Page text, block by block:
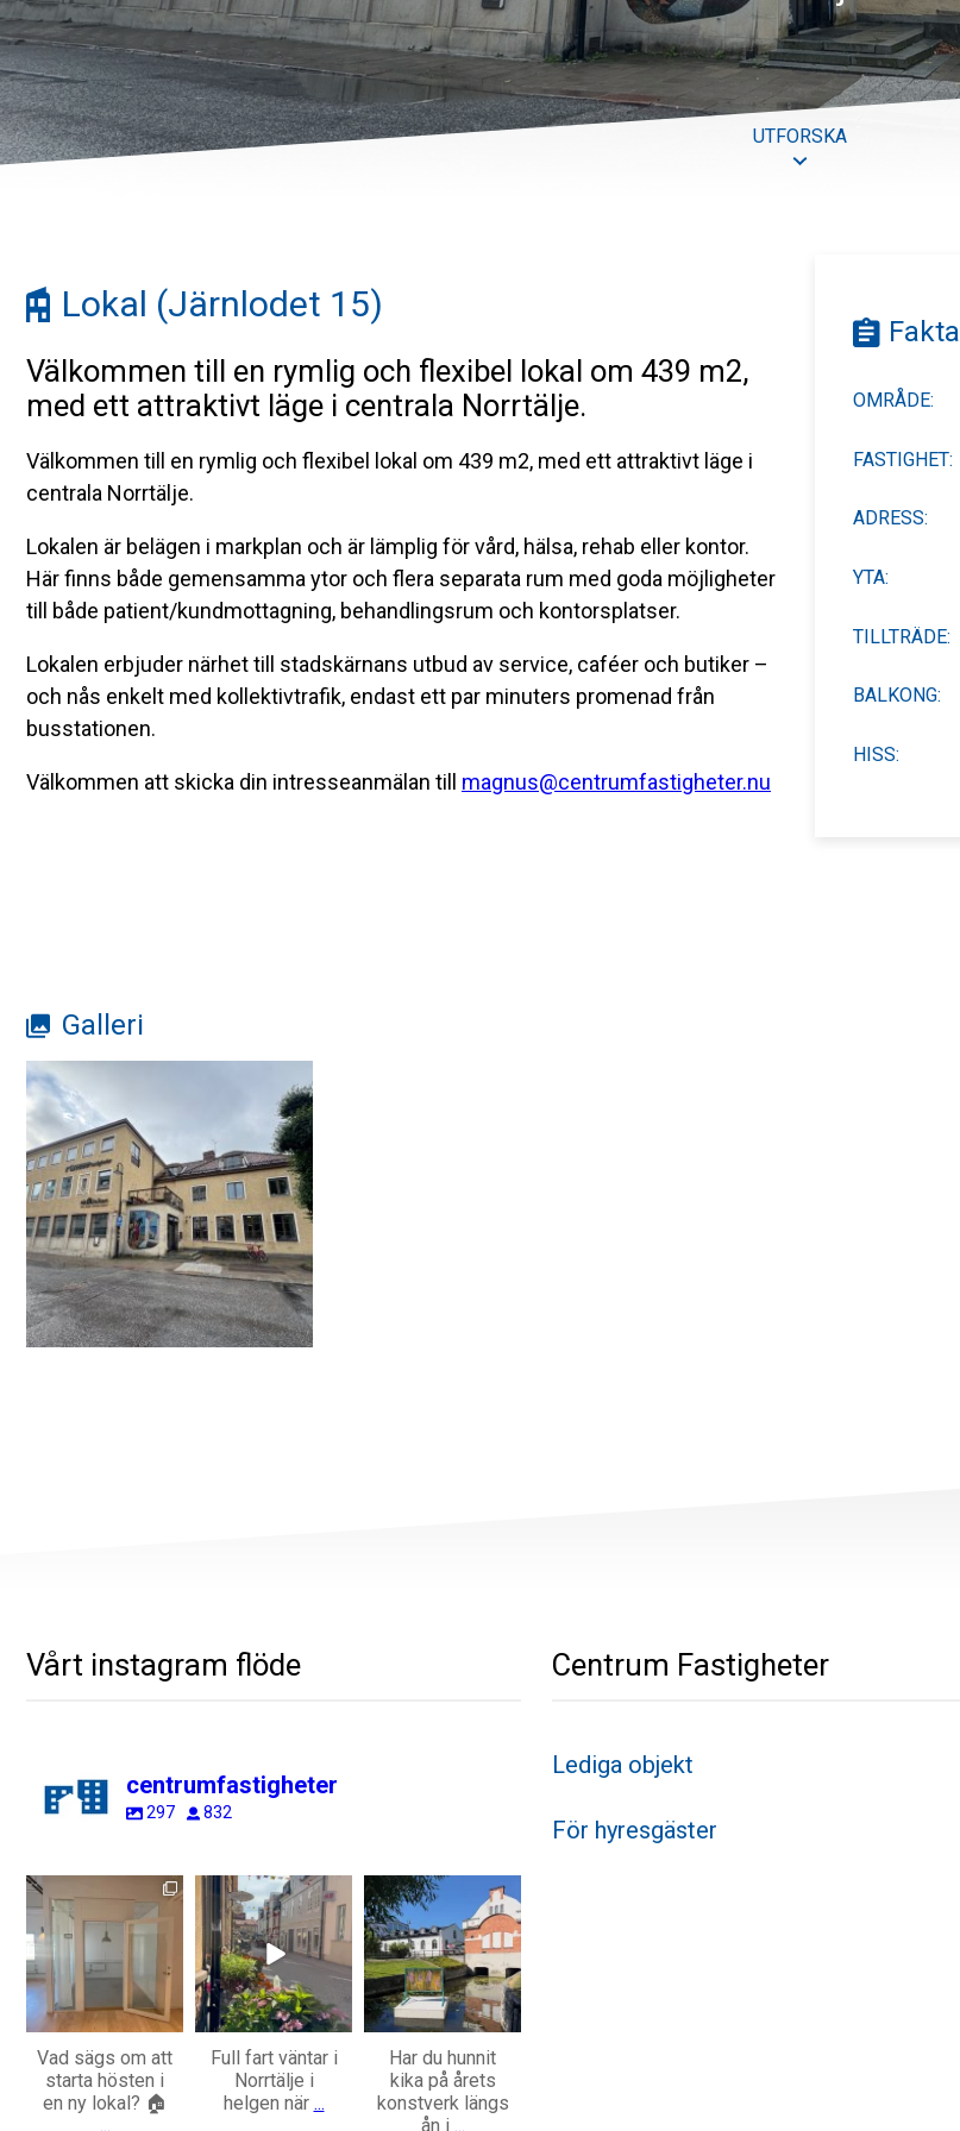
UTFORSKA
Lokal (Järnlodet 15)
Välkommen till en rymlig och flexibel lokal om 439 m2,
med ett attraktivt läge i centrala Norrtälje.
Välkommen till en rymlig och flexibel lokal om 439 m2, med ett attraktivt läge i
centrala Norrtälje.
Lokalen är belägen i markplan och är lämplig för vård, hälsa, rehab eller kontor.
Här finns både gemensamma ytor och flera separata rum med goda möjligheter
till både patient/kundmottagning, behandlingsrum och kontorsplatser.
Lokalen erbjuder närhet till stadskärnans utbud av service, caféer och butiker –
och nås enkelt med kollektivtrafik, endast ett par minuters promenad från
busstationen.
Välkommen att skicka din intresseanmälan till magnus@centrumfastigheter.nu
Fakta
OMRÅDE:
FASTIGHET:
ADRESS:
YTA:
TILLTRÄDE:
BALKONG:
HISS:
Galleri
Vårt instagram flöde
centrumfastigheter
297 832
Aug 7
Vad sägs om att
starta hösten i
en ny lokal? 🏠
...
centrumfastigheter
Jul 31
Full fart väntar i
Norrtälje i
helgen när ...
centrumfastigheter
Jul 28
Har du hunnit
kika på årets
konstverk längs
ån i ...
Centrum Fastigheter
Lediga objekt
För hyresgäster